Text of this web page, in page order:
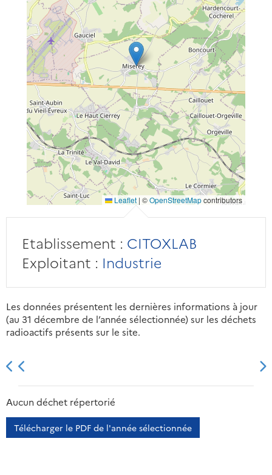
Leaflet | ©OpenStreetMapcontributors
Etablissement : CITOXLAB
Exploitant : Industrie
Les données présentent les dernières informations à jour
(au 31 décembre de l’année sélectionnée) sur les déchets
radioactifs présents sur le site.
2013 2014
Aucun déchet répertorié
Télécharger le PDF de l'année sélectionnée